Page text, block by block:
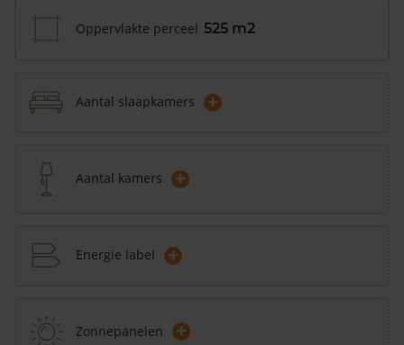
Oppervlakte perceel 525 m2
Aantal slaapkamers +
Aantal kamers +
Energie label +
Zonnepanelen +